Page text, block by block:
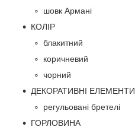
шовк Армані
КОЛІР
блакитний
коричневий
чорний
ДЕКОРАТИВНІ ЕЛЕМЕНТИ
регульовані бретелі
ГОРЛОВИНА